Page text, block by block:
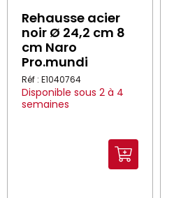
Rehausse acier
noir Ø 24,2 cm 8
cm Naro
Pro.mundi
Réf : E1040764
Disponible sous 2 à 4
semaines